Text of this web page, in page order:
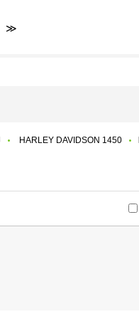
≫
HARLEY DAVIDSON 1450